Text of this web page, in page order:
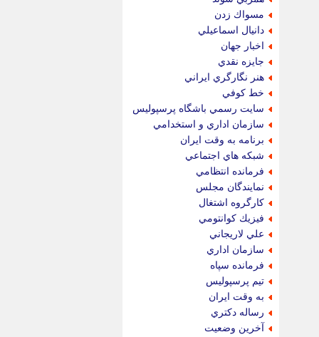
مسواك زدن
دانيال اسماعيلي
اخبار جهان
جايزه نقدي
هنر نگارگري ايراني
خط كوفي
سايت رسمي باشگاه پرسپوليس
سازمان اداري و استخدامي
برنامه به وقت ايران
شبكه هاي اجتماعي
فرمانده انتظامي
نمايندگان مجلس
كارگروه اشتغال
فيزيك كوانتومي
علي لاريجاني
سازمان اداري
فرمانده سپاه
تيم پرسپوليس
به وقت ايران
رساله دكتري
آخرين وضعيت